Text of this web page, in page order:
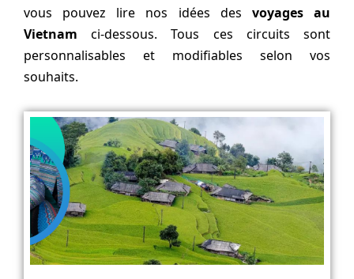
vous pouvez lire nos idées des voyages au
Vietnam ci-dessous. Tous ces circuits sont
personnalisables et modifiables selon vos
souhaits.